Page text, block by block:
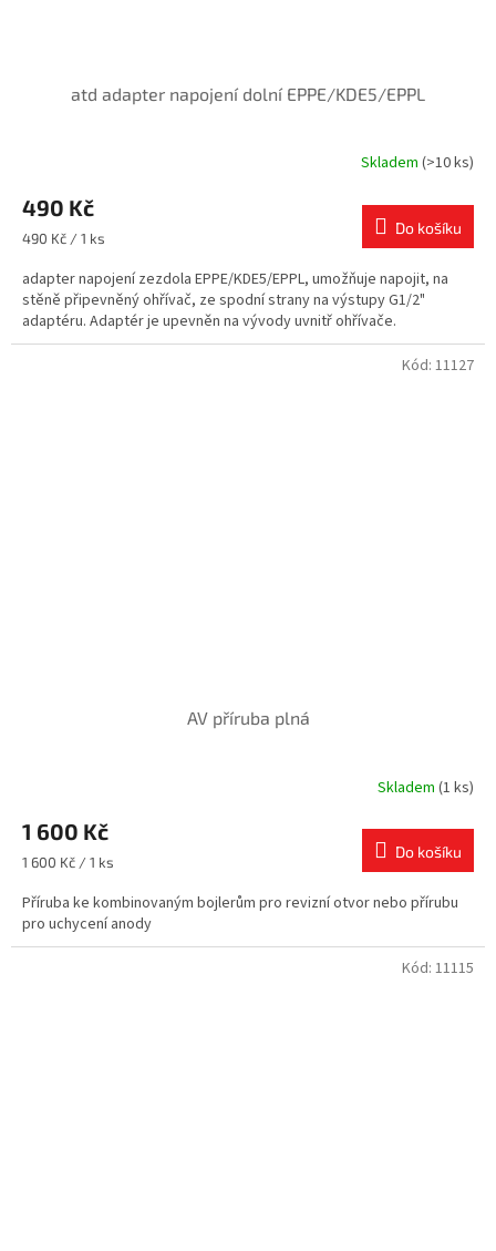
atd adapter napojení dolní EPPE/KDE5/EPPL
Skladem (>10 ks)
490 Kč
Měrná
490 Kč / 1 ks
Do košíku
adapter napojení zezdola EPPE/KDE5/EPPL, umožňuje napojit, na
stěně připevněný ohřívač, ze spodní strany na výstupy G1/2"
adaptéru. Adaptér je upevněn na vývody uvnitř ohřívače.
AV příruba plná
Skladem (1 ks)
1 600 Kč
Měrná
1 600 Kč / 1 ks
Do košíku
Příruba ke kombinovaným bojlerům pro revizní otvor nebo přírubu
pro uchycení anody
Kód: 11127
Kód: 11115